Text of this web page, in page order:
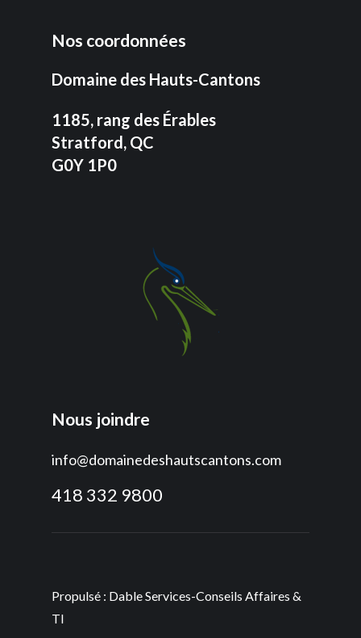
Nos coordonnées
Domaine des Hauts-Cantons
1185, rang des Érables
Stratford, QC
G0Y 1P0
Nous joindre
info@domainedeshautscantons.com
418 332 9800
Propulsé : Dable Services-Conseils Affaires &
TI